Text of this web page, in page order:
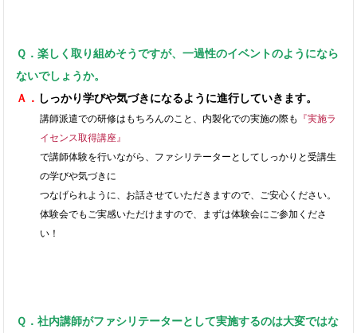
Ｑ．楽しく取り組めそうですが、一過性のイベントのようになら
ないでしょうか。
Ａ． しっかり学びや気づきになるように進行していきます。
講師派遣での研修はもちろんのこと、内製化での実施の際も
『実施ラ
イセンス取得講座』
で講師体験を行いながら、ファシリテーターとしてしっかりと受講生
の学びや気づきに
つなげられように、お話させていただきますので、ご安心ください。
体験会でもご実感いただけますので、まずは体験会にご参加くださ
い！
Ｑ．社内講師がファシリテーターとして実施するのは大変ではな